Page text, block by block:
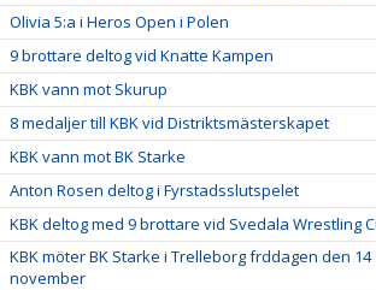
Olivia 5:a i Heros Open i Polen
9 brottare deltog vid Knatte Kampen
KBK vann mot Skurup
8 medaljer till KBK vid Distriktsmästerskapet
KBK vann mot BK Starke
Anton Rosen deltog i Fyrstadsslutspelet
KBK deltog med 9 brottare vid Svedala Wrestling
KBK möter BK Starke i Trelleborg frddagen den 14
november